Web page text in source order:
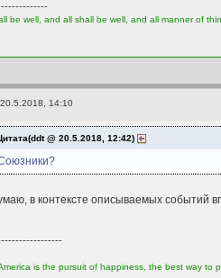
be well, and all shall be well, and all manner of
14:10
@ 20.5.2018, 12:42)
в контексте описываемых событий
is the pursuit of happiness, the best way to